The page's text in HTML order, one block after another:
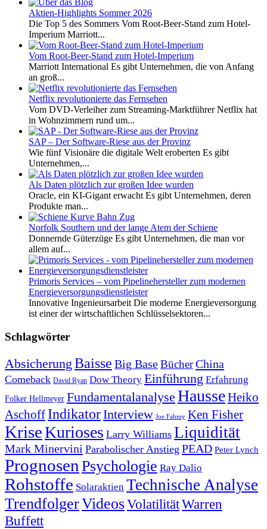
Aktien-Highlights Sommer 2026
Die Top 5 des Sommers Vom Root-Beer-Stand zum Hotel-
Imperium Marriott...
Vom Root-Beer-Stand zum Hotel-Imperium
Marriott International Es gibt Unternehmen, die von Anfang
an groß...
Netflix revolutionierte das Fernsehen
Vom DVD-Verleiher zum Streaming-Marktführer Netflix hat
in Wohnzimmern rund um...
SAP – Der Software-Riese aus der Provinz
Wie fünf Visionäre die digitale Welt eroberten Es gibt
Unternehmen,...
Als Daten plötzlich zur großen Idee wurden
Oracle, ein KI-Gigant erwacht Es gibt Unternehmen, deren
Produkte man...
Norfolk Southern und der lange Atem der Schiene
Donnernde Güterzüge Es gibt Unternehmen, die man vor
allem auf...
Primoris Services – vom Pipelinehersteller zum modernen
Energieversorgungsdienstleister
Innovative Ingenieursarbeit Die moderne Energieversorgung
ist einer der wirtschaftlichen Schlüsselsektoren...
Schlagwörter
Absicherung Baisse Big BaseBücherChina
Comeback David Ryan Dow Theory Einführung Erfahrung
Folker Hellmeyer Fundamentalanalyse HausseHeiko
Aschoff IndikatorInterview Joe Fahmy Ken Fisher
KriseKurioses Larry Williams Liquidität
Mark Minervini Parabolischer Anstieg PEAD Peter Lynch
Prognosen Psychologie Ray Dalio
Rohstoffe Solaraktien Technische Analyse
TrendfolgerVideosVolatilitätWarren
Buffett